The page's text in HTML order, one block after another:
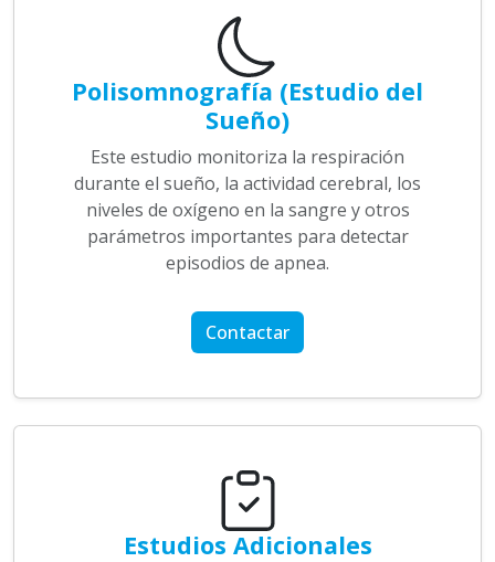
Polisomnografía (Estudio del
Sueño)
Este estudio monitoriza la respiración
durante el sueño, la actividad cerebral, los
niveles de oxígeno en la sangre y otros
parámetros importantes para detectar
episodios de apnea.
Contactar
Estudios Adicionales